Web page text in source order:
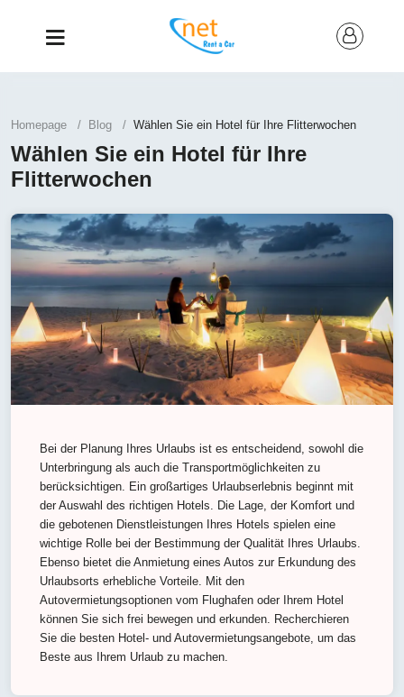
Homepage Blog Wählen Sie ein Hotel für Ihre Flitterwochen
Wählen Sie ein Hotel für Ihre
Flitterwochen
Bei der Planung Ihres Urlaubs ist es entscheidend, sowohl die
Unterbringung als auch die Transportmöglichkeiten zu
berücksichtigen. Ein großartiges Urlaubserlebnis beginnt mit
der Auswahl des richtigen Hotels. Die Lage, der Komfort und
die gebotenen Dienstleistungen Ihres Hotels spielen eine
wichtige Rolle bei der Bestimmung der Qualität Ihres Urlaubs.
Ebenso bietet die Anmietung eines Autos zur Erkundung des
Urlaubsorts erhebliche Vorteile. Mit den
Autovermietungsoptionen vom Flughafen oder Ihrem Hotel
können Sie sich frei bewegen und erkunden. Recherchieren
Sie die besten Hotel- und Autovermietungsangebote, um das
Beste aus Ihrem Urlaub zu machen.